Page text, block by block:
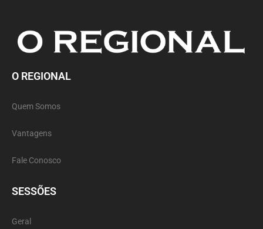
O REGIONAL
Quem Somos
Vantagens
Fale Conosco
SESSÕES
Geral